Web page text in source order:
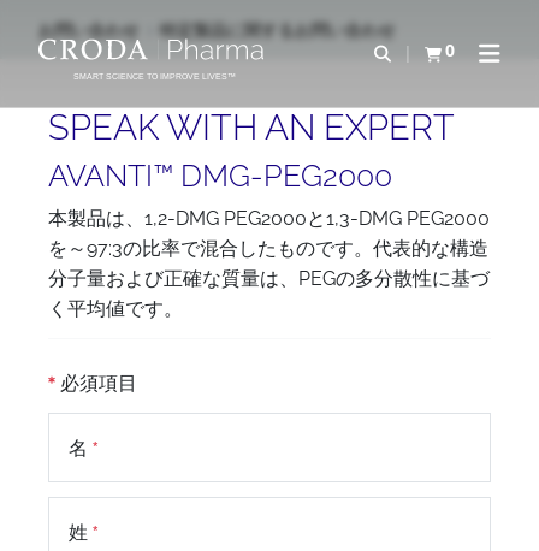
ン
ー
SMART SCIENCE TO IMPROVE LIVES™
検索を開く
0
カートを確認す
ナビ
お問い合わせ 特定製品に関するお問い合わせ
SPEAK WITH AN EXPERT
AVANTI™ DMG-PEG2000
本製品は、1,2-DMG PEG2000と1,3-DMG PEG2000
を～97:3の比率で混合したものです。代表的な構造
分子量および正確な質量は、PEGの多分散性に基づ
く平均値です。
必須項目
名
姓